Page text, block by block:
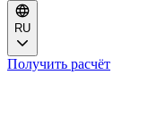
RU
Получить расчёт